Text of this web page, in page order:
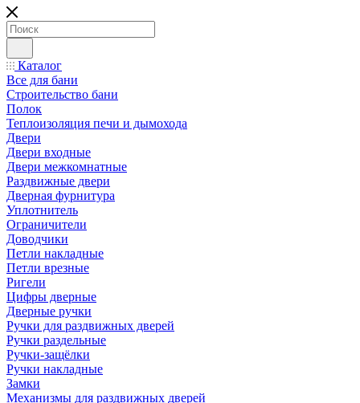
Каталог
Все для бани
Строительство бани
Полок
Теплоизоляция печи и дымохода
Двери
Двери входные
Двери межкомнатные
Раздвижные двери
Дверная фурнитура
Уплотнитель
Ограничители
Доводчики
Петли накладные
Петли врезные
Ригели
Цифры дверные
Дверные ручки
Ручки для раздвижных дверей
Ручки раздельные
Ручки-защёлки
Ручки накладные
Замки
Механизмы для раздвижных дверей